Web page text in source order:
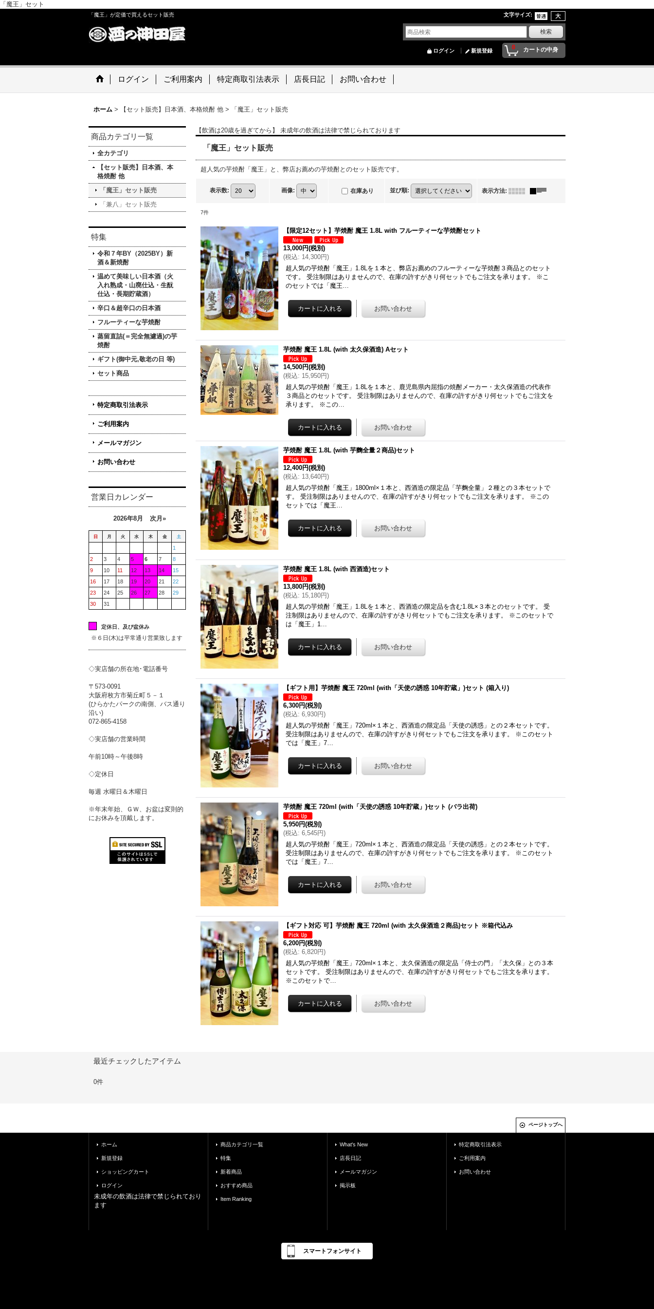
「魔王」セット
「魔王」が定価で買えるセット販売 文字サイズ:
0 カートの中身
ログイン 新規登録
ログイン ご利用案内 特定商取引法表示 店長日記 お問い合わせ
ホーム > 【セット販売】日本酒、本格焼酎 他 > 「魔王」セット販売
商品カテゴリ一覧
全カテゴリ
【セット販売】日本酒、本
格焼酎 他
「魔王」セット販売
「兼八」セット販売
特集
令和７年BY（2025BY）新
酒＆新焼酎
温めて美味しい日本酒（火
入れ熟成・山廃仕込・生酛
仕込・長期貯蔵酒）
辛口＆超辛口の日本酒
フルーティーな芋焼酎
蒸留直詰(＝完全無濾過)の芋
焼酎
ギフト(御中元,敬老の日 等)
セット商品
特定商取引法表示
ご利用案内
メールマガジン
お問い合わせ
営業日カレンダー
2026年8月 次月»
日 月 火 水 木 金 土
1
2
3 4 5 6 7
8
9
10 11 12 13 14
15
16
17 18 19 20 21
22
23
24 25 26 27 28
29
30
31
定休日、及び盆休み
※６日(木)は平常通り営業致します
◇実店舗の所在地･電話番号
〒573-0091
大阪府枚方市菊丘町５－１
(ひらかたパークの南側、バス通り
沿い)
072-865-4158
◇実店舗の営業時間
午前10時～午後8時
◇定休日
毎週 水曜日＆木曜日
※年末年始、ＧＷ、お盆は変則的
にお休みを頂戴します。
【飲酒は20歳を過ぎてから】 未成年の飲酒は法律で禁じられております
「魔王」セット販売
超人気の芋焼酎「魔王」と、弊店お薦めの芋焼酎とのセット販売です。
表示数: 画像: 在庫あり 並び順: 表示方法:
7件
【限定12セット】芋焼酎 魔王 1.8L with フルーティーな芋焼酎セット
13,000円(税別)
(税込: 14,300円)
超人気の芋焼酎「魔王」1.8Lを１本と、弊店お薦めのフルーティーな芋焼酎３商品とのセット
です。 受注制限はありませんので、在庫の許すがきり何セットでもご注文を承ります。 ※こ
のセットでは「魔王…
芋焼酎 魔王 1.8L (with 太久保酒造) Aセット
14,500円(税別)
(税込: 15,950円)
超人気の芋焼酎「魔王」1.8Lを１本と、鹿児島県内屈指の焼酎メーカー・太久保酒造の代表作
３商品とのセットです。 受注制限はありませんので、在庫の許すがきり何セットでもご注文を
承ります。 ※この…
芋焼酎 魔王 1.8L (with 芋麴全量２商品)セット
12,400円(税別)
(税込: 13,640円)
超人気の芋焼酎「魔王」1800ml×１本と、西酒造の限定品「芋麴全量」２種との３本セットで
す。 受注制限はありませんので、在庫の許すがきり何セットでもご注文を承ります。 ※この
セットでは「魔王…
芋焼酎 魔王 1.8L (with 西酒造)セット
13,800円(税別)
(税込: 15,180円)
超人気の芋焼酎「魔王」1.8Lを１本と、西酒造の限定品を含む1.8L×３本とのセットです。 受
注制限はありませんので、在庫の許すがきり何セットでもご注文を承ります。 ※このセットで
は「魔王」1…
【ギフト用】芋焼酎 魔王 720ml (with「天使の誘惑 10年貯蔵」)セット (箱入り)
6,300円(税別)
(税込: 6,930円)
超人気の芋焼酎「魔王」720ml×１本と、西酒造の限定品「天使の誘惑」との２本セットです。
受注制限はありませんので、在庫の許すがきり何セットでもご注文を承ります。 ※このセット
では「魔王」7…
芋焼酎 魔王 720ml (with「天使の誘惑 10年貯蔵」)セット (バラ出荷)
5,950円(税別)
(税込: 6,545円)
超人気の芋焼酎「魔王」720ml×１本と、西酒造の限定品「天使の誘惑」との２本セットです。
受注制限はありませんので、在庫の許すがきり何セットでもご注文を承ります。 ※このセット
では「魔王」7…
【ギフト対応 可】芋焼酎 魔王 720ml (with 太久保酒造２商品)セット ※箱代込み
6,200円(税別)
(税込: 6,820円)
超人気の芋焼酎「魔王」720ml×１本と、太久保酒造の限定品「侍士の門」「太久保」との３本
セットです。 受注制限はありませんので、在庫の許すがきり何セットでもご注文を承ります。
※このセットで…
最近チェックしたアイテム
0件
ページトップへ
ホーム
新規登録
ショッピングカート
ログイン
未成年の飲酒は法律で禁じられており
ます
商品カテゴリ一覧
特集
新着商品
おすすめ商品
Item Ranking
What's New
店長日記
メールマガジン
掲示板
特定商取引法表示
ご利用案内
お問い合わせ
スマートフォンサイト